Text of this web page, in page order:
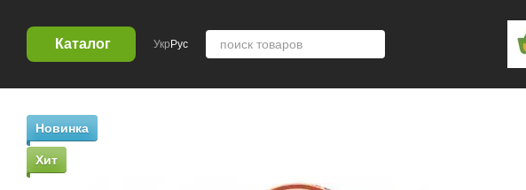
Каталог Укр Рус
Новинка
Хит